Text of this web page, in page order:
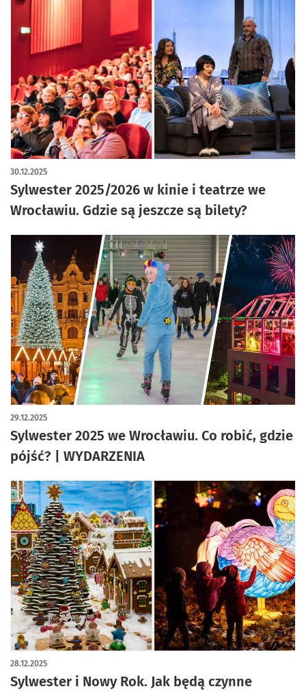
Sylwester 2025/2026 w kinie i teatrze we
Wrocławiu. Gdzie są jeszcze są bilety?
30.12.2025
Sylwester 2025 we Wrocławiu. Co robić, gdzie
pójść? | WYDARZENIA
29.12.2025
Sylwester i Nowy Rok. Jak będą czynne
28.12.2025